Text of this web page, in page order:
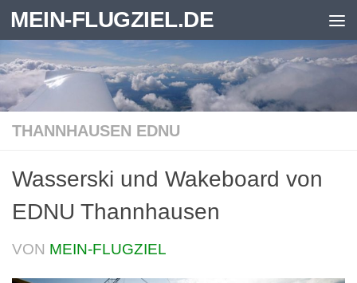
Zum Inhalt springen
MEIN-FLUGZIEL.DE
THANNHAUSEN EDNU
Wasserski und Wakeboard von
EDNU Thannhausen
VON MEIN-FLUGZIEL